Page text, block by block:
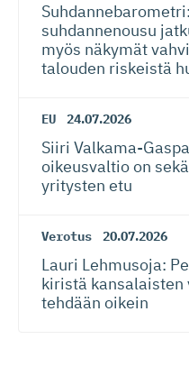
suhdannenousu
myös näkymät
talouden riskeistä
EU 24.07.2026
Siiri Valkama-
oikeusvaltio on
yritysten etu
Verotus 20.07.2026
Lauri Lehmusoja:
kiristä kansalaisten
tehdään oikein